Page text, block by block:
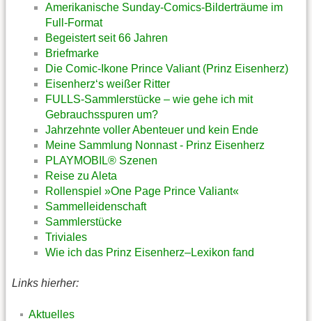
Amerikanische Sunday-Comics-Bilderträume im
Full-Format
Begeistert seit 66 Jahren
Briefmarke
Die Comic-Ikone Prince Valiant (Prinz Eisenherz)
Eisenherz‘s weißer Ritter
FULLS-Sammlerstücke – wie gehe ich mit
Gebrauchsspuren um?
Jahrzehnte voller Abenteuer und kein Ende
Meine Sammlung Nonnast - Prinz Eisenherz
PLAYMOBIL® Szenen
Reise zu Aleta
Rollenspiel »One Page Prince Valiant«
Sammelleidenschaft
Sammlerstücke
Triviales
Wie ich das Prinz Eisenherz–Lexikon fand
Links hierher:
Aktuelles